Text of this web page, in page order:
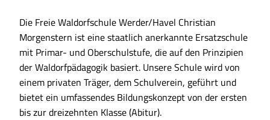
Die Freie Waldorfschule Werder/Havel Christian
Morgenstern ist eine staatlich anerkannte Ersatzschule
mit Primar- und Oberschulstufe, die auf den Prinzipien
der Waldorfpädagogik basiert. Unsere Schule wird von
einem privaten Träger, dem Schulverein, geführt und
bietet ein umfassendes Bildungskonzept von der ersten
bis zur dreizehnten Klasse (Abitur).